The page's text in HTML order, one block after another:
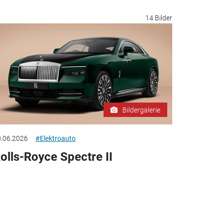
14 Bilder
Bildergalerie
#Elektroauto
Royce Spectre II